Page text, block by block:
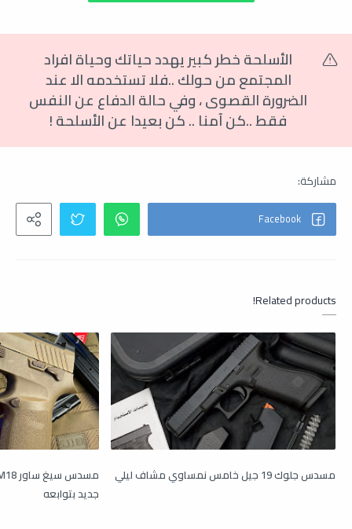
الأسلحة خطر كبير يهدد حياتك وحياة افراد
المجتمع من حولك ..فلا تستخدمه الا عند
الضرورة القصوى،وفي حالة الدفاع عن النفس
فقط ..كن آمنا .. كن بعيدا عن الأسلحة !
Related products!
مسدس جلوك 19 جيل خامس نمساوي مشاف ليلي
جديد بتوابعه